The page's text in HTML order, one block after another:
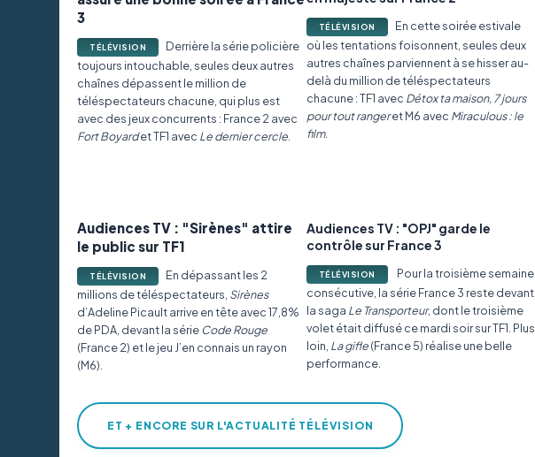
3
TÉLÉVISION
Derrière la série policière
toujours intouchable, seules deux autres
chaînes dépassent le million de
téléspectateurs chacune, qui plus est
avec des jeux concurrents : France 2 avec
Fort Boyardet TF1 avec Le dernier cercle
TÉLÉVISION
En cette soirée estivale
où les tentations foisonnent, seules deux
autres chaînes parviennent à se hisser au-
delà du million de téléspectateurs
chacune : TF1 avec Détox ta maison, 7 jours
pour tout rangeret M6 avec Miraculous : le
film.
Audiences TV : "Sirènes" attire
le public sur TF1
TÉLÉVISION
En dépassant les 2
millions de téléspectateurs, Sirènes
d’Adeline Picault arrive en tête avec 17,8%
de PDA, devant la sérieCode Rouge
(France 2) et le jeu J’en connais un rayon
(M6).
Audiences TV : "OPJ" garde le
contrôle sur France 3
TÉLÉVISION
Pour la troisième semaine
consécutive, la série France 3 reste devant
la saga Le Transporteur, dont le troisième
volet était diffusé ce mardi soir sur TF1. Plus
loin, La gifle(France 5) réalise une belle
performance.
ET + ENCORE SUR L'ACTUALITÉ TÉLÉVISION